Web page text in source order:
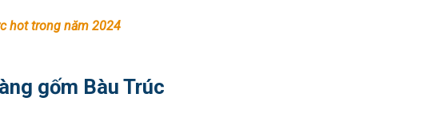
hot trong năm 2024
gốm Bàu Trúc